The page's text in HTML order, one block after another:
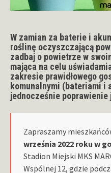
W zamian za baterie i
roślinę oczyszczającą
zadbaj o powietrze w
mająca na celu
zakresie prawidłowego
komunalnymi (bateriami i
jednocześnie
Zapraszamy
września 2022 roku w
Stadion Miejski MKS
Wspólnej 12, gdzie